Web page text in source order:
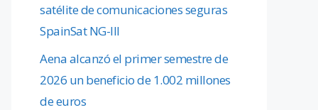
satélite de comunicaciones seguras
SpainSat NG-III
Aena alcanzó el primer semestre de
2026 un beneficio de 1.002 millones
de euros